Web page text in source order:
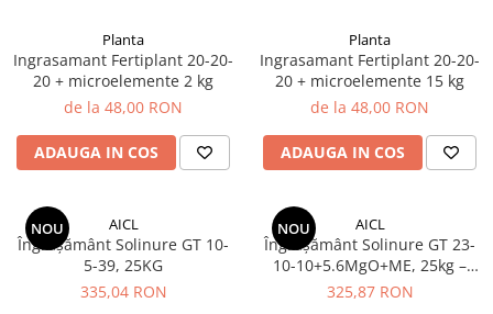
Dezinfectant de sol
Culturi BIO
Pompe de apa si hidrofoare
Unelte si masini pentru gradinarit
Atomizoare si pulverizatoare
Drujbe
Lubrifianti
Masini de tuns iarba
Planta
Ingrasamant Fertiplant 20-20-
20 + microelemente 2 kg
de la 48,00 RON
ADAUGA IN COS
Planta
Ingrasamant Fertiplant 20-20-
20 + microelemente 15 kg
de la 48,00 RON
ADAUGA IN COS
NOU AICL
Îngrășământ Solinure GT 10-
5-39, 25KG
335,04 RON
NOU AICL
Îngrășământ Solinure GT 23-
10-10+5.6MgO+ME, 25kg –
NPK solubil cu magneziu și
325,87 RON